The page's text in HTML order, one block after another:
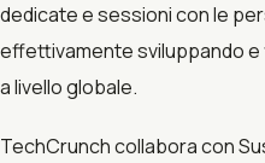
dedicate e sessioni con le
effettivamente sviluppando
a livello globale.
TechCrunch collabora con